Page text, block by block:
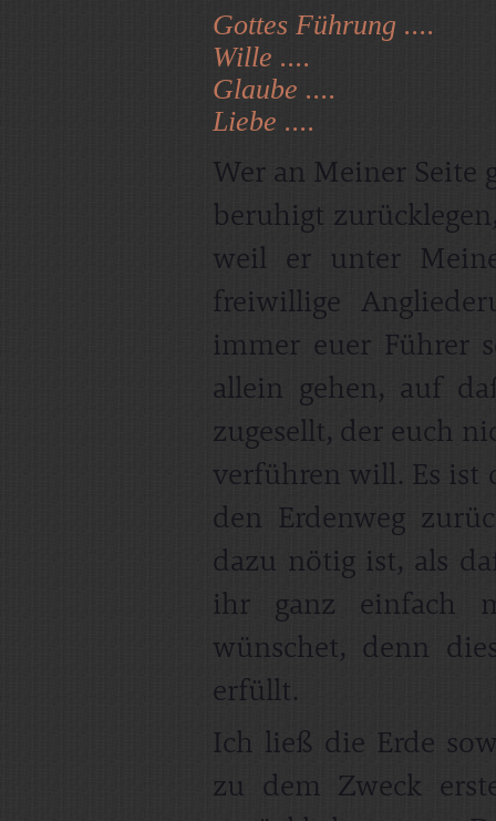
Gottes Führung ....
Wille ....
Glaube ....
Liebe ....
Wer an Meiner Seite
beruhigt
weil er unter
freiwillige
immer euer Führer
allein gehen, auf
zugesellt, der euch
verführen will. Es ist
den Erdenweg
dazu nötig ist, als
ihr ganz einfach
wünschet, denn
erfüllt.
Ich ließ die Erde
zu dem Zweck